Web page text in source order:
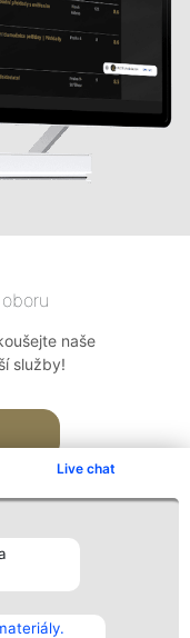
Live chat
naše
služby!
Kontakt